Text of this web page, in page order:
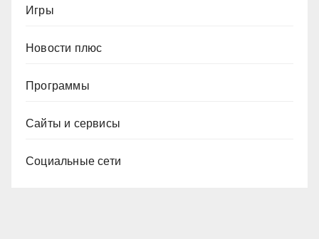
Игры
Новости плюс
Программы
Сайты и сервисы
Социальные сети